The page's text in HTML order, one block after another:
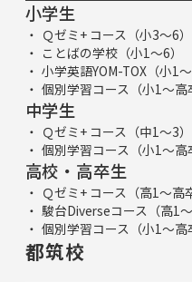
小学生
Ｑゼミ+ コース（小3～6）
ことばの学校（小1～6）
小学英語YOM-TOX（小1～
個別学習コース（小1～高
中学生
Ｑゼミ+ コース（中1～3）
個別学習コース（小1～高
高校・高卒生
Ｑゼミ+ コース（高1～高
駿台Diverseコース（高1～
個別学習コース（小1～高
都筑校